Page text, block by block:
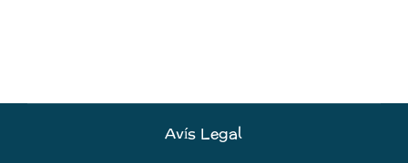
Avís Legal